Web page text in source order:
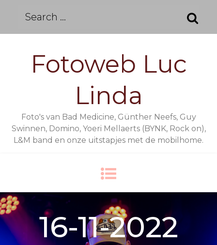
content
Search
Fotoweb Luc
Linda
Foto's van Bad Medicine, Günther Neefs, Guy
Swinnen, Domino, Yoeri Mellaerts (BYNK, Rock on),
L&M band en onze uitstapjes met de mobilhome.
16-11-2022